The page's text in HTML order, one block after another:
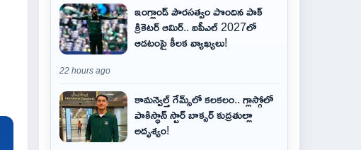
ఇంగ్లాండ్ పౌరసత్వం పొందిన పాక్
క్రికెటర్ ఆమిర్.. ఐపీఎల్ 2027లో
ఆడటంపై కీలక వ్యాఖ్యలు!
22 hours ago
కామన్వెల్త్ గేమ్స్‌లో కలకలం.. గ్లాస్గోలో
పాకిస్థాన్ స్టార్ బాక్సర్ కుద్రతుల్లా
అదృశ్యం!